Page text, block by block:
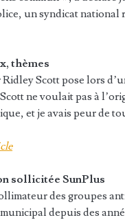
un syndicat national
thèmes
Scott pose lors
ne voulait pas à
et je avais peur de
sollicitée SunPlus
des groupes
depuis des